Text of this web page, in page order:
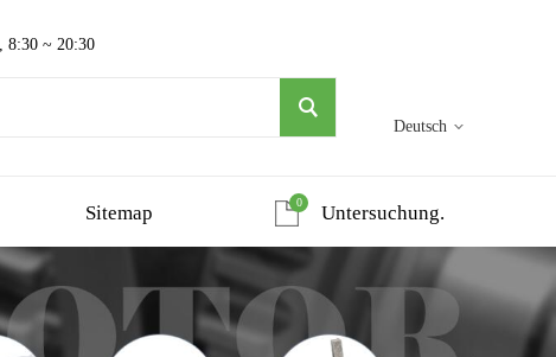
Deutsch
8:30 ~ 20:30
Sitemap Untersuchung.
0